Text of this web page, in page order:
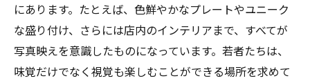
にあります。たとえば、色鮮やかなプレートやユニーク
な盛り付け、さらには店内のインテリアまで、すべてが
写真映えを意識したものになっています。若者たちは、
味覚だけでなく視覚も楽しむことができる場所を求めて